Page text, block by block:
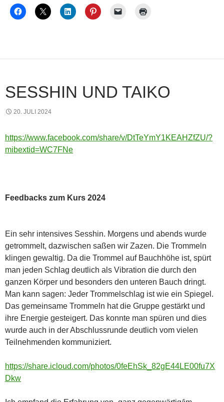
SESSHIN UND TAIKO
20. JULI 2024
https://www.facebook.com/share/v/DtTeYmY1KEAHZfZU/?
mibextid=WC7FNe
Feedbacks zum Kurs 2024
Ein sehr intensives Sesshin. Morgens und abends wurde
getrommelt, dazwischen saßen wir Zazen. Die Trommeln
klingen gewaltig. Da die Trommel auf Bauchhöhe ist, spürt
man jeden Schlag deutlich als Vibration die durch den
ganzen Körper und besonders den unteren Bauch dringt.
Man kann sagen: Jeder Trommelschlag ist wie ein Spiegel.
Das gemeinsame Trommeln hat die Gruppe gestärkt und
ihre Energie gesteigert. Das konnte man spüren und dies
wurde auch in der Abschlussrunde deutlich vom vielen
Teilnehmenden kommuniziert.
https://share.icloud.com/photos/0feEhSk_82gE44LE00fu7X
Dkw